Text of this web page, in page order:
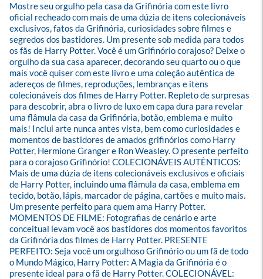
Mostre seu orgulho pela casa da Grifinória com este livro
oficial recheado com mais de uma dúzia de itens colecionáveis
exclusivos, fatos da Grifinória, curiosidades sobre filmes e
segredos dos bastidores. Um presente sob medida para todos
os fãs de Harry Potter. Você é um Grifinório corajoso? Deixe o
orgulho da sua casa aparecer, decorando seu quarto ou o que
mais você quiser com este livro e uma coleção autêntica de
adereços de filmes, reproduções, lembranças e itens
colecionáveis dos filmes de Harry Potter. Repleto de surpresas
para descobrir, abra o livro de luxo em capa dura para revelar
uma flâmula da casa da Grifinória, botão, emblema e muito
mais! Inclui arte nunca antes vista, bem como curiosidades e
momentos de bastidores de amados grifinórios como Harry
Potter, Hermione Granger e Ron Weasley. O presente perfeito
para o corajoso Grifinório! COLECIONÁVEIS AUTÊNTICOS:
Mais de uma dúzia de itens colecionáveis exclusivos e oficiais
de Harry Potter, incluindo uma flâmula da casa, emblema em
tecido, botão, lápis, marcador de página, cartões e muito mais.
Um presente perfeito para quem ama Harry Potter.
MOMENTOS DE FILME: Fotografias de cenário e arte
conceitual levam você aos bastidores dos momentos favoritos
da Grifinória dos filmes de Harry Potter. PRESENTE
PERFEITO: Seja você um orgulhoso Grifinório ou um fã de todo
o Mundo Mágico, Harry Potter: A Magia da Grifinória é o
presente ideal para o fã de Harry Potter. COLECIONÁVEL: